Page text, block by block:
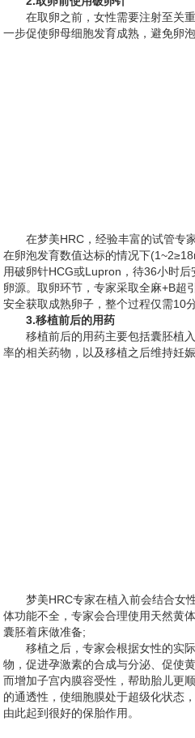
在取卵之前，女性需要注射至关
一步促使卵母细胞发育成熟，避免卵
在梦美HRC，经验丰富的试管专
在卵泡发育数值达标的情况下
用破卵针HCG或Lupron，待36小时
卵源。取卵环节，专家采取全麻+B超
安全获取成熟卵子，整个过程仅需10
3.移植前后的用药
移植前后的用药主要包括囊胚植
率的相关药物，以及移植之后维持妊娠
梦美HRC专家在植入前会结合女
体功能不全，专家会合理使用天然黄
囊胚着床做准备;
移植之后，专家会根据女性的实
物，促进孕激素的合成与分泌、促使
而增加子宫内膜容受性，帮助胎儿更
的通透性，使细胞膜处于超级化状态
由此起到很好的保胎作用。